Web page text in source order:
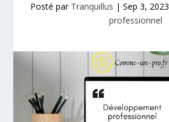
Posté par Tranquillus | Sep 3, 2023
professionnel